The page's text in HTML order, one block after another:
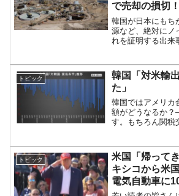
『Money1』
韓国･李在明「青年層の
や、若者に起業させよう」⇒ どんな雇
【韓国の外貨準備】
『Money1』
韓国「ここは北朝鮮なの
にウソのデータを入力したのは明白だ」
『Money1』
韓国･李在明さっそく不
『Money1』
韓国は「中国と同じく」
だ。
『Money1』
『韓国銀行』が「金の保
で売却の損切！
韓国が日本にもち
源など、絶対に
れを証明する出来
キシコのボレオ
の全てを、メキシ
国の企業にそれぞ
トピック
韓国「対米輸
た」
韓国ではアメリカ
額がどうなるか
す。もちろん関税
つかないからです
に占める各国の
になります（2025
位 メキシコ...
トピック
米国「帰って
キシコから米
電気自動車に
る！